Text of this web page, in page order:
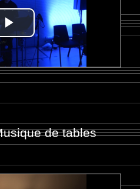
de tables